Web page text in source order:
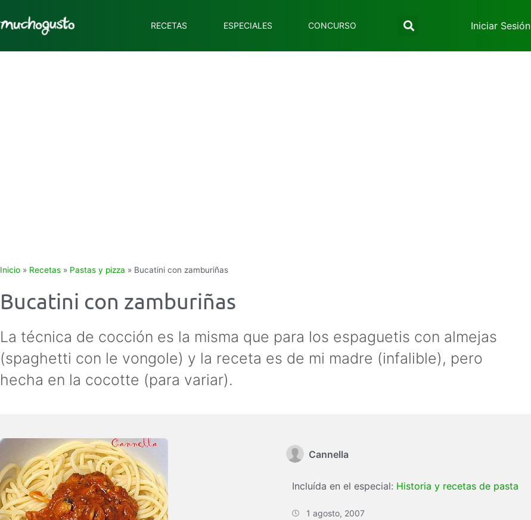
RECETAS ESPECIALES CONCURSO Iniciar Sesión
Inicio » Recetas » Pastas y pizza » Bucatini con zamburiñas
Bucatini con zamburiñas
La técnica de cocción es la misma que para los espaguetis con almejas
(spaghetti con le vongole) y la receta es de mi madre (infalible), pero
hecha en la cocotte (para variar).
Cannella
Incluída en el especial: Historia y recetas de pasta
1 agosto, 2007